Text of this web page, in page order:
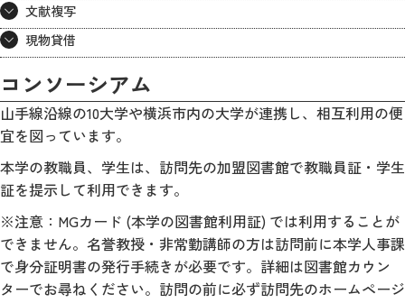
文献複写
現物貸借
コンソーシアム
山手線沿線の10大学や横浜市内の大学が連携し、相互利用の便
宜を図っています。
本学の教職員、学生は、訪問先の加盟図書館で教職員証・学生
証を提示して利用できます。
※注意：MGカード (本学の図書館利用証) では利用することが
できません。名誉教授・非常勤講師の方は訪問前に本学人事課
で身分証明書の発行手続きが必要です。詳細は図書館カウン
ターでお尋ねください。訪問の前に必ず訪問先のホームページ